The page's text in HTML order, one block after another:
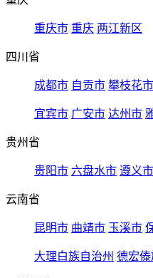
重庆市 重庆 两江新区
四川省
成都市 自贡市 攀枝花市
宜宾市 广安市 达州市
贵州省
贵阳市 六盘水市 遵义市
云南省
昆明市 曲靖市 玉溪市
大理白族自治州 德宏傣